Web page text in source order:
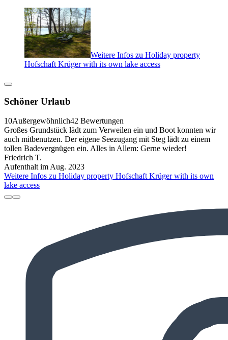
Weitere Infos zu Holiday property
Hofschaft Krüger with its own lake access
Schöner Urlaub
10Außergewöhnlich42 Bewertungen
Großes Grundstück lädt zum Verweilen ein und Boot konnten wir
auch mitbenutzen. Der eigene Seezugang mit Steg lädt zu einem
tollen Badevergnügen ein. Alles in Allem: Gerne wieder!
Friedrich T.
Aufenthalt im Aug. 2023
Weitere Infos zu Holiday property Hofschaft Krüger with its own
lake access